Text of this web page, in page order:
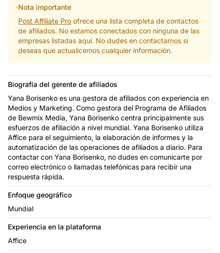
Nota importante
Post Affiliate Pro ofrece una lista completa de contactos
de afiliados. No estamos conectados con ninguna de las
empresas listadas aquí. No dudes en contactarnos si
deseas que actualicemos cualquier información.
Biografía del gerente de afiliados
Yana Borisenko es una gestora de afiliados con experiencia en
Medios y Marketing. Como gestora del Programa de Afiliados
de Bewmix Media, Yana Borisenko centra principalmente sus
esfuerzos de afiliación a nivel mundial. Yana Borisenko utiliza
Affice para el seguimiento, la elaboración de informes y la
automatización de las operaciones de afiliados a diario. Para
contactar con Yana Borisenko, no dudes en comunicarte por
correo electrónico o llamadas telefónicas para recibir una
respuesta rápida.
Enfoque geográfico
Mundial
Experiencia en la plataforma
Affice